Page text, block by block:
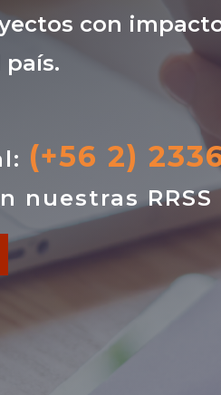
con
país.
(+56 2)
nuestras RRSS